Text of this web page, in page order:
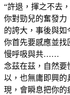
“許退，揮之不去
你對勁兒的奮發力
的誇大，事後與如
你首先要感應並找
慢呼吸與共……
念茲在茲，自然要
以，也無庸即興的
現，會瞬息把你的